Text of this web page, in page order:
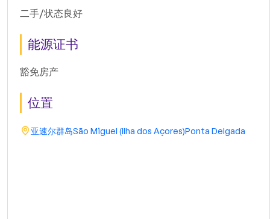
二手/状态良好
能源证书
豁免房产
位置
亚速尔群岛São Miguel (Ilha dos Açores)Ponta Delgada